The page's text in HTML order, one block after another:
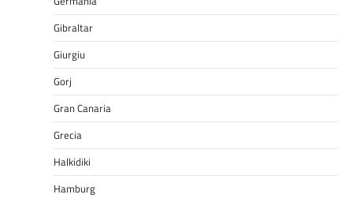
Gibraltar
Giurgiu
Gorj
Gran Canaria
Grecia
Halkidiki
Hamburg